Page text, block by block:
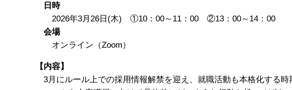
日時
2026年3月26日(木) ①10：00～11：00 ②13：00～14：00
会場
オンライン（Zoom）
【内容】
3月にルール上での採用情報解禁を迎え、就職活動も本格化する